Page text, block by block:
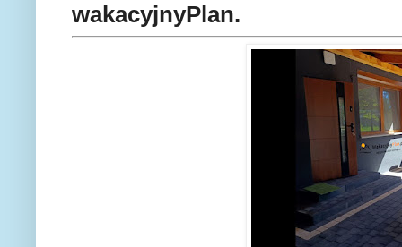
wakacyjnyPlan.